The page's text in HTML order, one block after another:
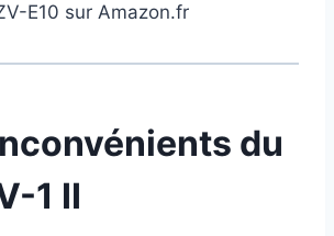
E10 sur Amazon.fr
du
1 II